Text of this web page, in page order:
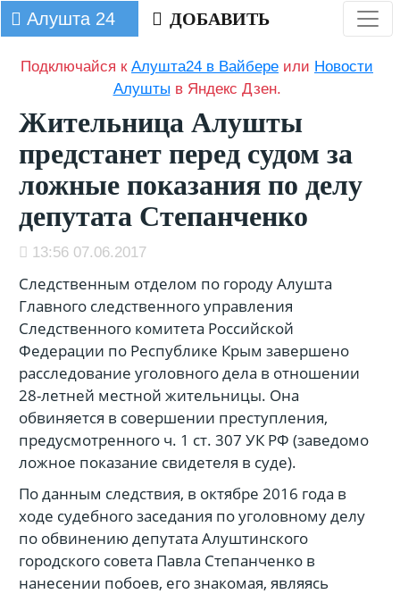
Алушта 24 ДОБАВИТЬ
Подключайся кАлушта24 в Вайбере или Новости
Алушты в Яндекс Дзен.
Жительница Алушты
предстанет перед судом за
ложные показания по делу
депутата Степанченко
13:56 07.06.2017
Следственным отделом по городу Алушта
Главного следственного управления
Следственного комитета Российской
Федерации по Республике Крым завершено
расследование уголовного дела в отношении
28-летней местной жительницы. Она
обвиняется в совершении преступления,
предусмотренного ч. 1 ст. 307 УК РФ (заведомо
ложное показание свидетеля в суде).
По данным следствия, в октябре 2016 года в
ходе судебного заседания по уголовному делу
по обвинению депутата Алуштинского
городского совета Павла Степанченко в
нанесении побоев, его знакомая, являясь